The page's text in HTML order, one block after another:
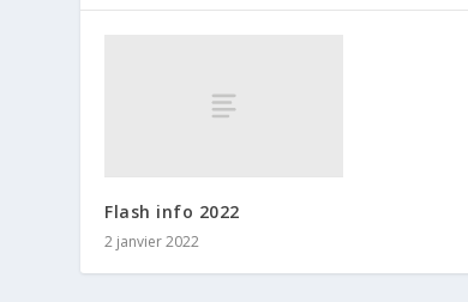
Flash info 2022
2 janvier 2022